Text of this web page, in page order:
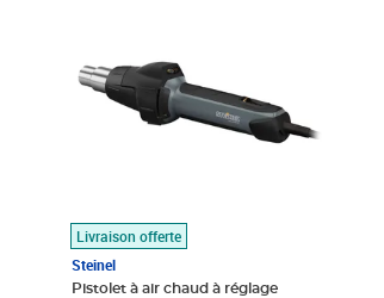
Livraison offerte
Steinel
Pistolet à air chaud à réglage